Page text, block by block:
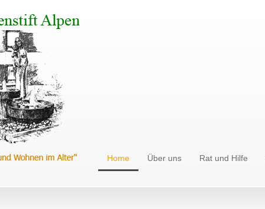
Home Über uns Rat und Hilfe